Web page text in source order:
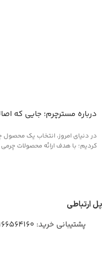
درباره مسترچرم؛ جایی که
در دنیای امروز، انتخاب یک محصول
کردیم؛ با هدف ارائه محصولات
پل ارتباطی
پشتیبانی خرید: